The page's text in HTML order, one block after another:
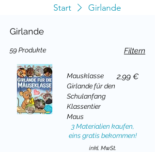
Start Girlande
Girlande
59 Produkte Filtern
Mausklasse
Girlande für den
Schulanfang
Klassentier
Maus
Preis
2,99 €
3 Materialien kaufen,
eins gratis bekommen!
inkl. MwSt.